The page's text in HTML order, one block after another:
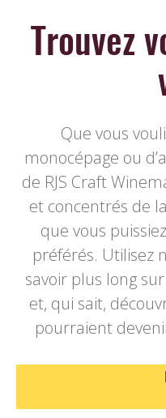
Trouvez
Que vous
monocépage ou
de RJS Craft
et concentrés de
que vous
préférés. Utilisez
savoir plus long
et, qui sait,
pourraient